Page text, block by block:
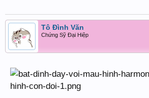
Tô Đình Văn
Chứng Sỹ Đại Hiệp